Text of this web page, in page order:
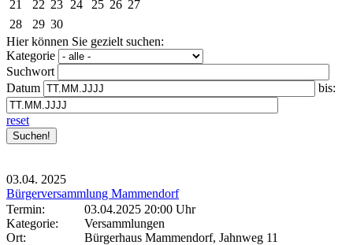
21 22 23 24 25 26 27
28
29 30
Hier können Sie gezielt suchen:
Kategorie
Suchwort
Datum
bis:
reset
03.04. 2025
Bürgerversammlung Mammendorf
Termin:
03.04.2025 20:00 Uhr
Kategorie:
Versammlungen
Ort:
Bürgerhaus Mammendorf, Jahnweg 11